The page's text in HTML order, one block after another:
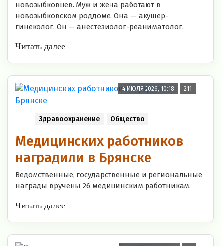
новозыбковцев. Муж и жена работают в
новозыбковском роддоме. Она — акушер-
гинеколог. Он — анестезиолог-реаниматолог.
Читать далее
4 ИЮЛЯ 2026, 10:18 211
Здравоохранение Общество
Медицинских работников
наградили в Брянске
Ведомственные, государственные и региональные
награды вручены 26 медицинским работникам.
Читать далее